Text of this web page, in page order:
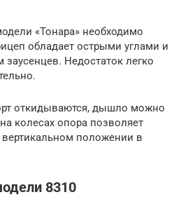
«Тонара» необходимо
обладает острыми углами и
Недостаток легко
откидываются, дышло можно
колесах опора позволяет
вертикальном положении в
8310